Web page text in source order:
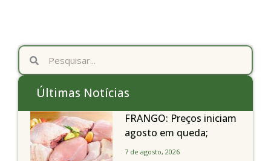
Últimas Notícias
FRANGO: Preços iniciam
agosto em queda;
exportações avançam
7 de agosto, 2026